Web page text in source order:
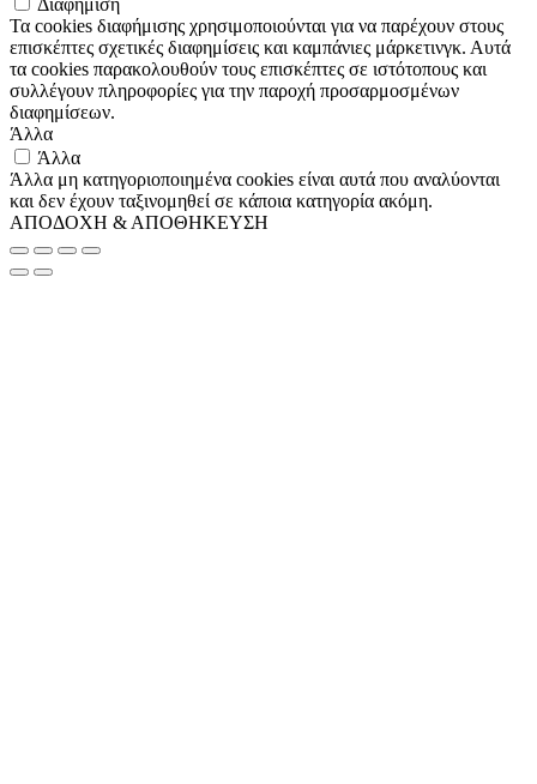
Τα cookies διαφήμισης χρησιμοποιούνται για να παρέχουν στους
επισκέπτες σχετικές διαφημίσεις και καμπάνιες μάρκετινγκ. Αυτά
τα cookies παρακολουθούν τους επισκέπτες σε ιστότοπους και
συλλέγουν πληροφορίες για την παροχή προσαρμοσμένων
διαφημίσεων.
Άλλα
Άλλα
Άλλα μη κατηγοριοποιημένα cookies είναι αυτά που αναλύονται
και δεν έχουν ταξινομηθεί σε κάποια κατηγορία ακόμη.
ΑΠΟΔΟΧΗ & ΑΠΟΘΗΚΕΥΣΗ